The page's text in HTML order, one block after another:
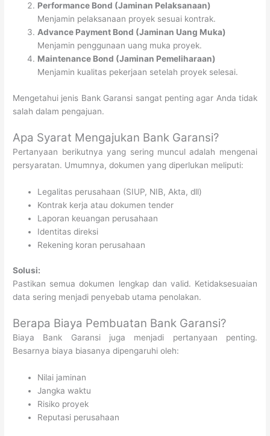
Performance Bond (Jaminan Pelaksanaan)
Menjamin pelaksanaan proyek sesuai kontrak.
Advance Payment Bond (Jaminan Uang Muka)
Menjamin penggunaan uang muka proyek.
Maintenance Bond (Jaminan Pemeliharaan)
Menjamin kualitas pekerjaan setelah proyek selesai.
Mengetahui jenis Bank Garansi sangat penting agar Anda tidak
salah dalam pengajuan.
Apa Syarat Mengajukan Bank Garansi?
Pertanyaan berikutnya yang sering muncul adalah mengenai
persyaratan. Umumnya, dokumen yang diperlukan meliputi:
Legalitas perusahaan (SIUP, NIB, Akta, dll)
Kontrak kerja atau dokumen tender
Laporan keuangan perusahaan
Identitas direksi
Rekening koran perusahaan
Solusi:
Pastikan semua dokumen lengkap dan valid. Ketidaksesuaian
data sering menjadi penyebab utama penolakan.
Berapa Biaya Pembuatan Bank Garansi?
Biaya Bank Garansi juga menjadi pertanyaan penting.
Besarnya biaya biasanya dipengaruhi oleh:
Nilai jaminan
Jangka waktu
Risiko proyek
Reputasi perusahaan